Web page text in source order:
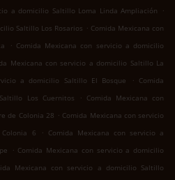
a domicilio Saltillo Loma Linda Ampliación
.
Saltillo Los Rosarios . Comida Mexicana con
. Comida Mexicana con servicio a domicilio
Mexicana con servicio a domicilio Saltillo La
a domicilio Saltillo El Bosque . Comida
Los Cuernitos
. Comida Mexicana con
de Colonia 28 . Comida Mexicana con servicio
6
. Comida Mexicana con servicio a
. Comida Mexicana con servicio a domicilio
Mexicana con servicio a domicilio Saltillo